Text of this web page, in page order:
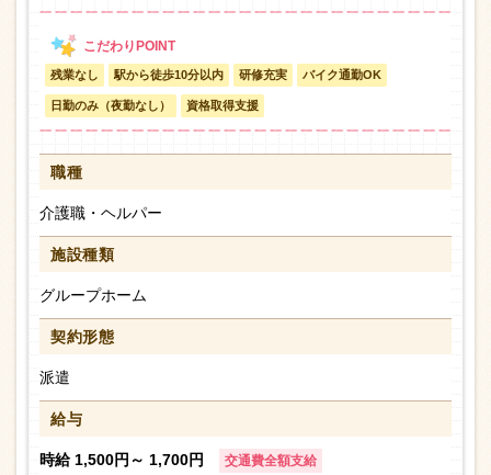
お問い合わせ
残業なし 駅から徒歩10分以内 研修充実 バイク通勤OK
日勤のみ（夜勤なし） 資格取得支援
職種
介護職・ヘルパー
施設種類
グループホーム
契約形態
派遣
給与
時給 1,500円～ 1,700円 交通費全額支給